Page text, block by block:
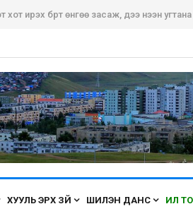
ирэх бүрт өнгөө засаж, үүдээ нээн
ХУУЛЬ ЭРХ ЗҮЙ ШИЛЭН ДАНС ИЛ